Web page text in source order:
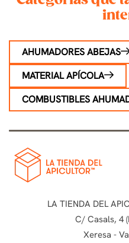
AHUMADORES ABEJAS
MATERIAL APÍCOLA
COMBUSTIBLES
LA TIENDA DEL
C/ Casals, 4
Xeresa -